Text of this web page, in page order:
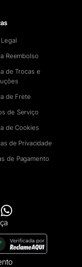
Reembolso
de Trocas e
de Frete
de Serviço
de Cookies
de Privacidade
de Pagamento